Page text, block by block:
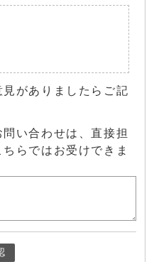
がありましたらご記
問い合わせは、直接担
らではお受けできま